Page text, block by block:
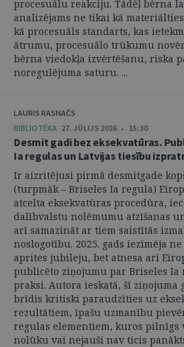
procesuālu reakciju. Tādēļ bērna
analizējams ne tikai kā
kā procesuāls standarts, kas
ātrumu, procesuālo trūkumu
bērna viedokļa izvērtēšanu, riska
noregulējuma saturu. ...
LAURIS RASNAČS
BIBLIOTĒKA 27. JŪLIJS 2026 • 15:30
Desmit gadi bez eksekvatūras.
Ia regulas un Latvijas tiesību
Ir aizritējusi pirmā desmitgade
(turpmāk – Briseles Ia regula)
atcelta eksekvatūras procedūra,
dalībvalstu nolēmumu atzīšanas
arī samazināt ar tiem saistītās
noslogotību. 2025. gads iezīmēja
aprites jubileju, bet atnesa arī
publicēto ziņojumu par Briseles Ia
praksi. Autora ieskatā, šī ziņojuma
brīdis kritiski paraudzīties uz
rezultātiem, īpašu uzmanību
regulas elementiem, kuros pilnīgs
nolūku vai nejauši nav ticis